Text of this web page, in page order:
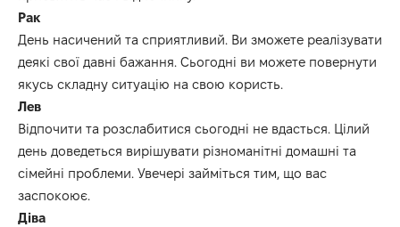
Рак
День насичений та сприятливий. Ви зможете реалізувати
деякі свої давні бажання. Сьогодні ви можете повернути
якусь складну ситуацію на свою користь.
Лев
Відпочити та розслабитися сьогодні не вдасться. Цілий
день доведеться вирішувати різноманітні домашні та
сімейні проблеми. Увечері займіться тим, що вас
заспокоює.
Діва